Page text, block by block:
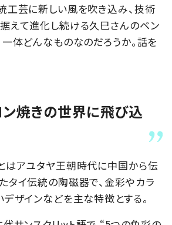
工芸に新しい風を吹き込み、技術
えて進化し続ける久巳さんのベン
体どんなものなのだろうか。話を
焼きの世界に飛び込
はアユタヤ王朝時代に中国から伝
タイ伝統の陶磁器で、金彩やカラ
ザインなどを主な特徴とする。